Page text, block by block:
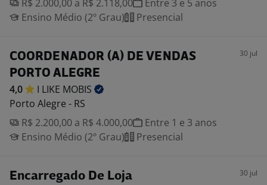
R$ 2.000,00 a R$ 2.118,00
Entre 3 e 5 anos
Ensino Médio (2º Grau)
Presencial
COORDENADOR (A) DE VENDAS
PORTO ALEGRE
30 jul
4,0 I LIKE MOBIS
Porto Alegre - RS
R$ 2.200,00 a R$ 4.000,00
Entre 1 e 3 anos
Ensino Médio (2º Grau)
Presencial
Encarregado De Loja 30 jul